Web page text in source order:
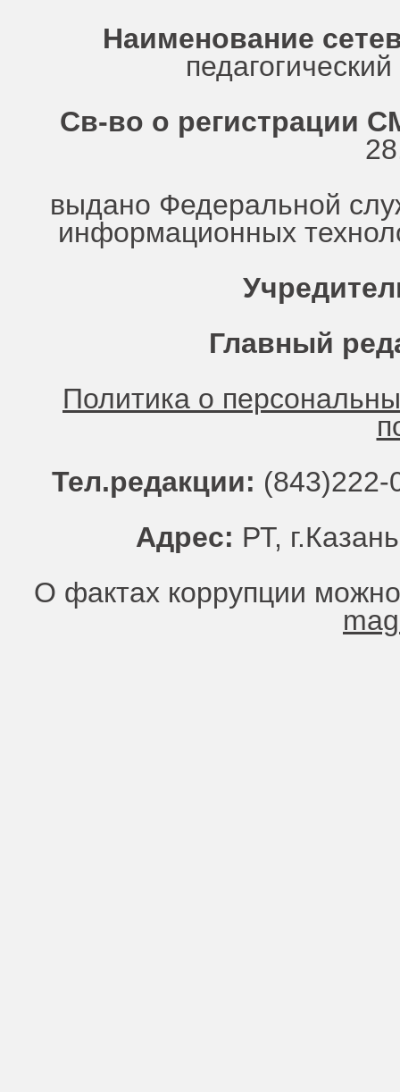
Наименование
Св-во о регистрации
выдано Федеральной
информационных
Главный
Политика о
Тел.редакции:
Адрес: РТ,
О фактах коррупции